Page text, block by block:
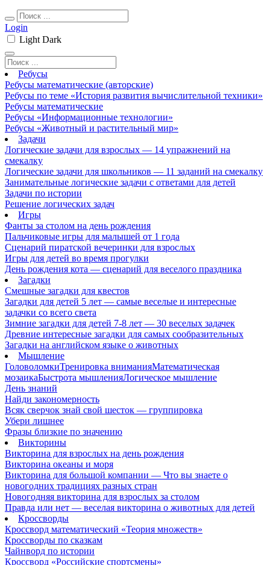
Login
Light Dark
Ребусы
Ребусы математические (авторские)
Ребусы по теме «История развития вычислительной техники»
Ребусы математические
Ребусы «Информационные технологии»
Ребусы «Животный и растительный мир»
Задачи
Логические задачи для взрослых — 14 упражнений на
смекалку
Логические задачи для школьников — 11 заданий на смекалку
Занимательные логические задачи с ответами для детей
Задачи по истории
Решение логических задач
Игры
Фанты за столом на день рождения
Пальчиковые игры для малышей от 1 года
Сценарий пиратской вечеринки для взрослых
Игры для детей во время прогулки
День рождения кота — сценарий для веселого праздника
Загадки
Смешные загадки для квестов
Загадки для детей 5 лет — самые веселые и интересные
задачки со всего света
Зимние загадки для детей 7-8 лет — 30 веселых задачек
Древние интересные загадки для самых сообразительных
Загадки на английском языке о животных
Мышление
ГоловоломкиТренировка вниманияМатематическая
мозаикаБыстрота мышленияЛогическое мышление
День знаний
Найди закономерность
Всяк сверчок знай свой шесток — группировка
Убери лишнее
Фразы близкие по значению
Викторины
Викторина для взрослых на день рождения
Викторина океаны и моря
Викторина для большой компании — Что вы знаете о
новогодних традициях разных стран
Новогодняя викторина для взрослых за столом
Правда или нет — веселая викторина о животных для детей
Кроссворды
Кроссворд математический «Теория множеств»
Кроссворды по сказкам
Чайнворд по истории
Кроссворд «Российские спортсмены»